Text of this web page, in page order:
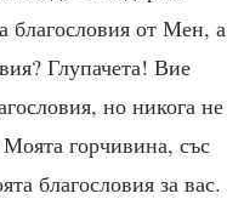
благословия от Мен, а
Глупачета! Вие
но никога не
горчивина, със
благословия за вас.